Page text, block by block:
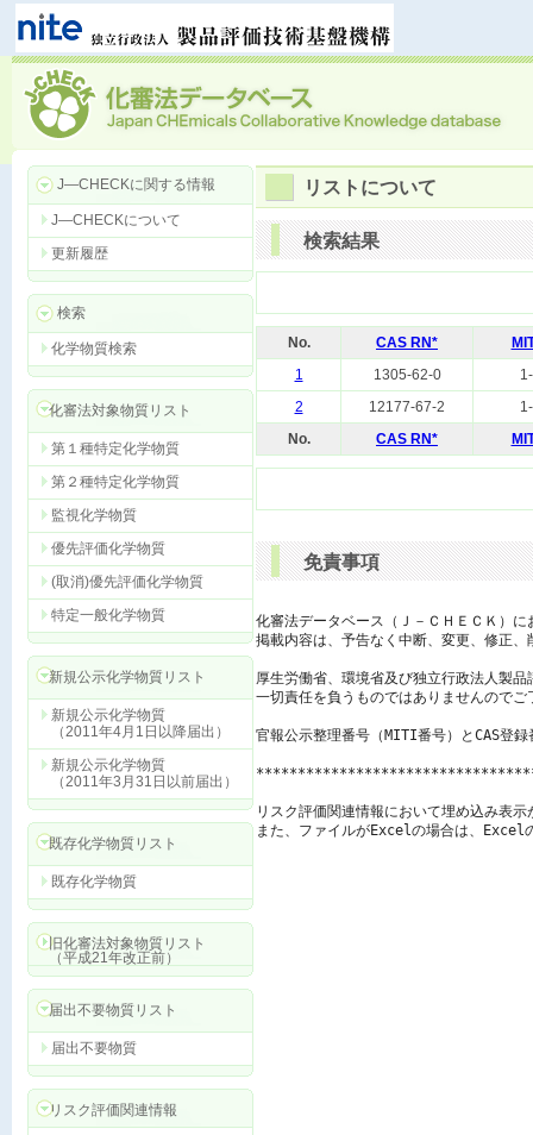
J―CHECKに関する情報
J―CHECKについて
更新履歴
検索
化学物質検索
化審法対象物質リスト
第１種特定化学物質
第２種特定化学物質
監視化学物質
優先評価化学物質
(取消)優先評価化学物質
特定一般化学物質
新規公示化学物質リスト
新規公示化学物質
（2011年4月1日以降届出）
新規公示化学物質
（2011年3月31日以前届出）
既存化学物質リスト
既存化学物質
旧化審法対象物質リスト
（平成21年改正前）
届出不要物質リスト
届出不要物質
リスク評価関連情報
リストについて
検索結果
No. CAS RN*
1
1305-62-0
2
12177-67-2
No.
CAS RN*
免責事項
化審法データベース（Ｊ－ＣＨＥＣＫ）
掲載内容は、予告なく中断、変更、修正
厚生労働省、環境省及び独立行政法人製
一切責任を負うものではありませんのでご
官報公示整理番号（MITI番号）とCAS登
リスク評価関連情報において埋め込み表
また、ファイルがExcelの場合は、Excel